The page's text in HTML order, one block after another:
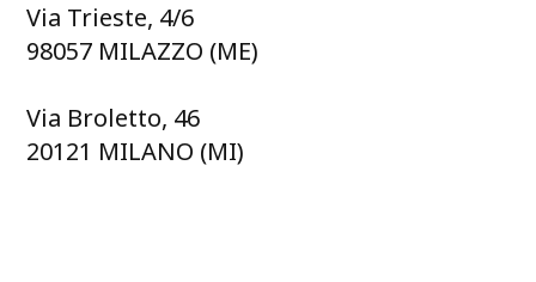
Via Trieste, 4/6
98057 MILAZZO (ME)
Via Broletto, 46
20121 MILANO (MI)